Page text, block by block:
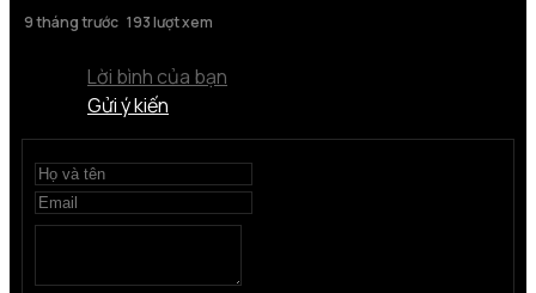
9 tháng trước 193 lượt xem
Lời bình của bạn
Gửi ý kiến